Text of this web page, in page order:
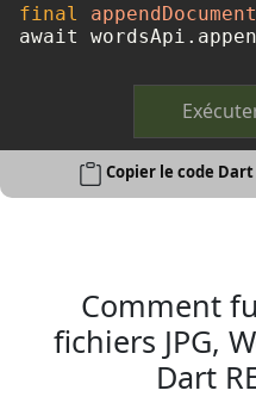
final
Copier le code
Comment
fichiers JPG,
Dart